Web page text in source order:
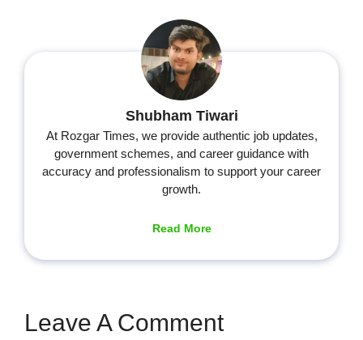
Shubham Tiwari
At Rozgar Times, we provide authentic job updates,
government schemes, and career guidance with
accuracy and professionalism to support your career
growth.
Read More
Leave A Comment